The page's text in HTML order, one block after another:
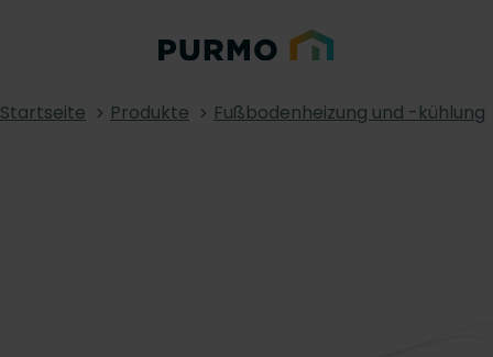
Startseite Produkte Fußbodenheizung und -kühlung